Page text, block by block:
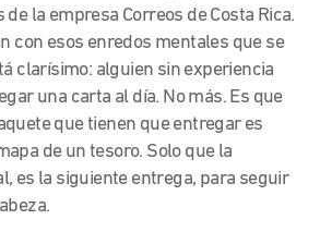
de la empresa Correos de Costa Rica.
con esos enredos mentales que se
clarísimo: alguien sin experiencia
una carta al día. No más. Es que
que tienen que entregar es
de un tesoro. Solo que la
es la siguiente entrega, para seguir